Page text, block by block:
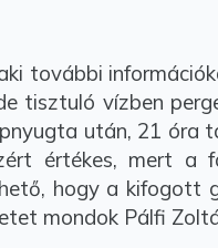
további
tisztuló vízben
után, 21 óra
értékes, mert a
hogy a
mondok Pálfi